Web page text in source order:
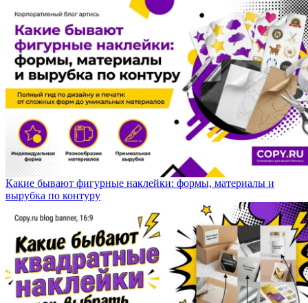
Какие бывают фигурные наклейки: формы, материалы и
вырубка по контуру